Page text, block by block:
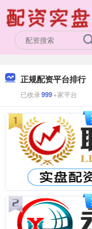
正规配资平台排行
已收录999+家平台